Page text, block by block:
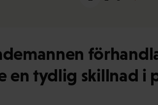
en tydlig skillnad i